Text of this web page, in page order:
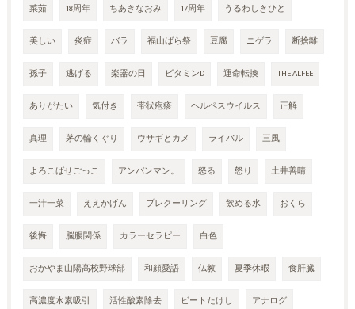
菜茹 18周年 ちあきなおみ 17周年 うるわしきひと
美しい 炎症 バラ 福山ばら祭 豆腐 ニゲラ 断捨離
孫子 逃げる 楽器の日 ビタミンD 運命転換 THE ALFEE
ありがたい 気付き 帯状疱疹 ヘルペスウイルス 正解
真理 茅の輪くぐり ウサギとカメ ライバル 三風
よろこばせごっこ アンパンマン。 怒る 怒り 土井善晴
一汁一菜 ええかげん プレクーリング 飲める氷 おくら
後悔 脳腸関係 カラーセラピー 白色
おかやま山陽高校野球部 和顔愛語 仏教 夏季休暇 食肝臓
高濃度水素吸引 活性酸素除去 ビートたけし アナログ